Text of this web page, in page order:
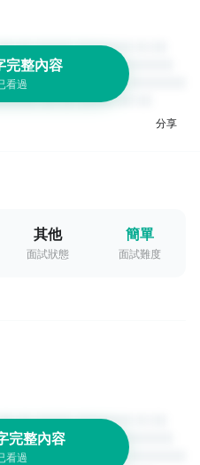
完整內容
看過
分享
其他
面試狀態
簡單
面試難度
完整內容
看過